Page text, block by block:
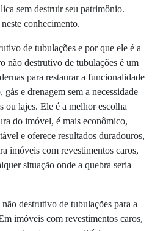
sem destruir seu patrimônio.
conhecimento.
de tubulações e por que ele é a
não destrutivo de tubulações é um
para restaurar a funcionalidade
gás e drenagem sem a necessidade
ou lajes. Ele é a melhor escolha
do imóvel, é mais econômico,
e oferece resultados duradouros,
imóveis com revestimentos caros,
situação onde a quebra seria
destrutivo de tubulações para a
imóveis com revestimentos caros,